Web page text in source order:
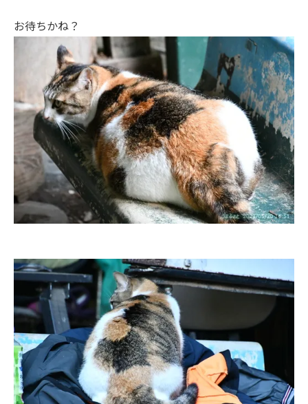
お待ちかね？